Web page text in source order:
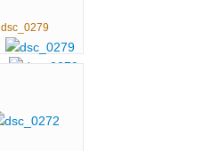
dsc_0279